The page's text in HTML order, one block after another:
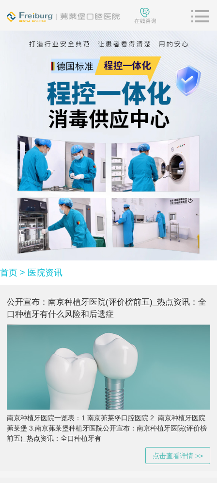
首页 > 医院资讯
公开宣布：南京种植牙医院(评价榜前五)_热点资讯：全
口种植牙有什么风险和后遗症
南京种植牙医院一览表：1.南京茀莱堡口腔医院 2. 南京种植牙医院
茀莱堡 3.南京茀莱堡种植牙医院公开宣布：南京种植牙医院(评价榜
前五)_热点资讯：全口种植牙有
点击查看详情 >>